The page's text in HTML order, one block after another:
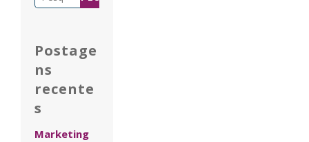
Postage
ns
recente
s
Marketing